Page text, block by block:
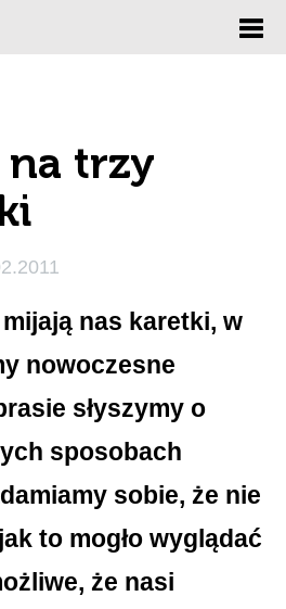
na trzy
nas karetki, w
nowoczesne
słyszymy o
sposobach
sobie, że nie
to mogło wyglądać
że nasi